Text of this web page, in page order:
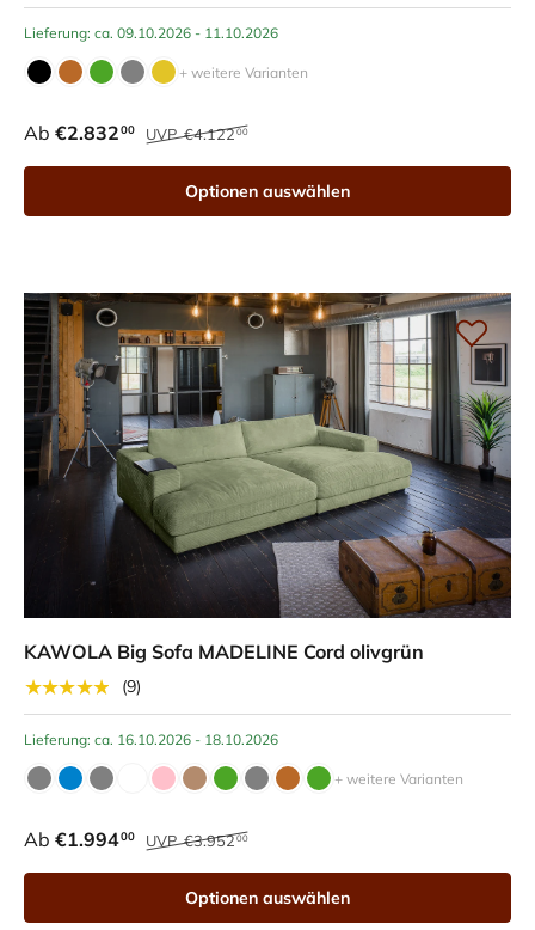
Lieferung: ca. 09.10.2026 - 11.10.2026
+ weitere Varianten
Ab €2.83200 UVP€4.12200
Optionen auswählen
KAWOLA Big Sofa MADELINE Cord olivgrün
★★★★★
(9)
Lieferung: ca. 16.10.2026 - 18.10.2026
+ weitere Varianten
Ab €1.99400 UVP€3.95200
Optionen auswählen